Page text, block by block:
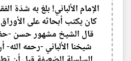
الإمام الألباني! بلغ به شدّة
كان يكتب أبحاثه على
قال الشيخ مشهور حسن -
شيخنا الألباني -رحمه